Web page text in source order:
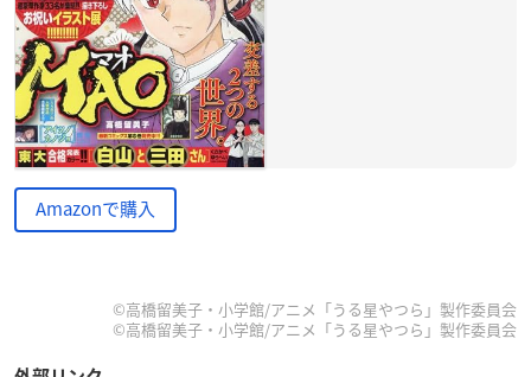
Amazonで購入
©高橋留美子・小学館/アニメ「うる星やつら」製作委員会
©高橋留美子・小学館/アニメ「うる星やつら」製作委員会